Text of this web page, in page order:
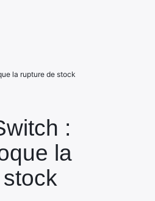
:
la
la rupture de stock